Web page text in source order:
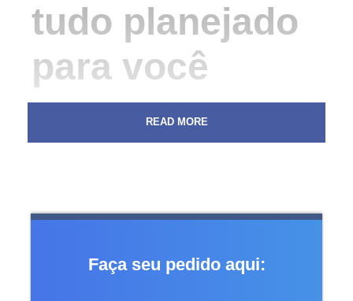
Faça seu pedido aqui:
tudo planejado
para você
clubes Belambra de forma personalizada, combinando
de equipamentos, traslados e seguro viagem em um
único planejamento.
READ MORE